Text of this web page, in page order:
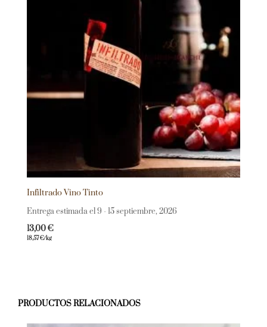
Infiltrado Vino Tinto
Entrega estimada el 9 - 15 septiembre, 2026
13,00€
18,57€/kg
PRODUCTOS RELACIONADOS